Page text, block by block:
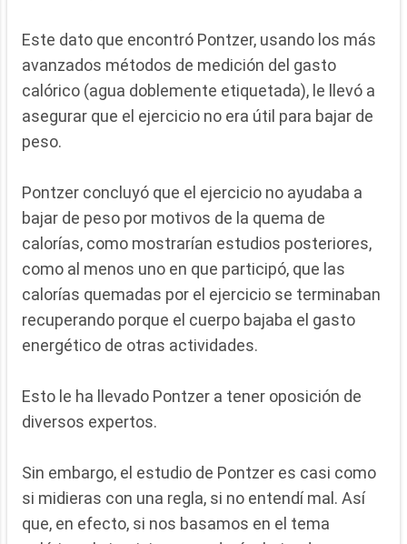
Este dato que encontró Pontzer, usando los más
avanzados métodos de medición del gasto
calórico (agua doblemente etiquetada), le llevó a
asegurar que el ejercicio no era útil para bajar de
peso.
Pontzer concluyó que el ejercicio no ayudaba a
bajar de peso por motivos de la quema de
calorías, como mostrarían estudios posteriores,
como al menos uno en que participó, que las
calorías quemadas por el ejercicio se terminaban
recuperando porque el cuerpo bajaba el gasto
energético de otras actividades.
Esto le ha llevado Pontzer a tener oposición de
diversos expertos.
Sin embargo, el estudio de Pontzer es casi como
si midieras con una regla, si no entendí mal. Así
que, en efecto, si nos basamos en el tema